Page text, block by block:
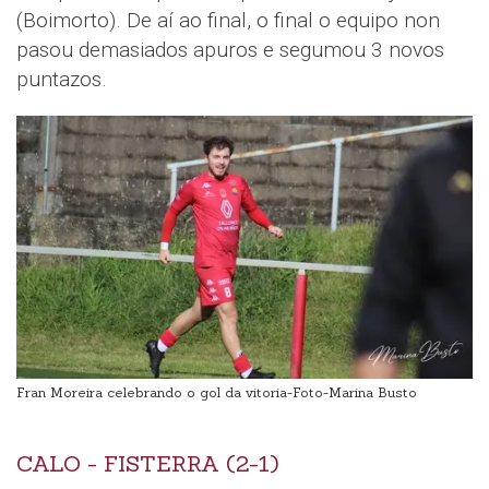
(Boimorto). De aí ao final, o final o equipo non
pasou demasiados apuros e segumou 3 novos
puntazos.
Fran Moreira celebrando o gol da vitoria-Foto-Marina Busto
CALO - FISTERRA (2-1)